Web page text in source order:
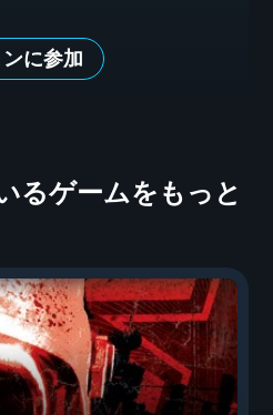
に参加
るゲームをもっと